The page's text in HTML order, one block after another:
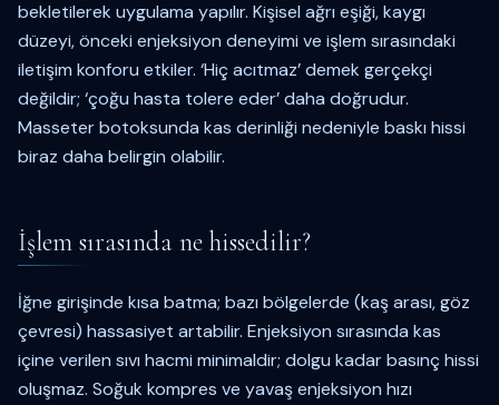
bekletilerek uygulama yapılır. Kişisel ağrı eşiği, kaygı
düzeyi, önceki enjeksiyon deneyimi ve işlem sırasındaki
iletişim konforu etkiler. ‘Hiç acıtmaz’ demek gerçekçi
değildir; ‘çoğu hasta tolere eder’ daha doğrudur.
Masseter botoksunda kas derinliği nedeniyle baskı hissi
biraz daha belirgin olabilir.
İşlem sırasında ne hissedilir?
İğne girişinde kısa batma; bazı bölgelerde (kaş arası, göz
çevresi) hassasiyet artabilir. Enjeksiyon sırasında kas
içine verilen sıvı hacmi minimaldir; dolgu kadar basınç hissi
oluşmaz. Soğuk kompres ve yavaş enjeksiyon hızı